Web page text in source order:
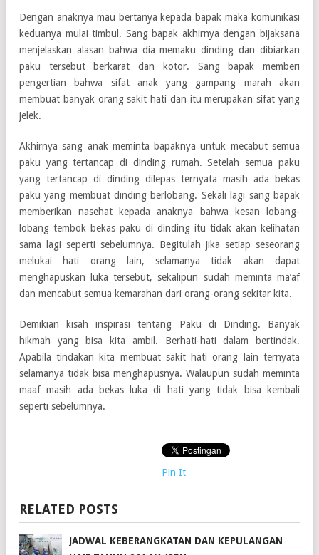
Dengan anaknya mau bertanya kepada bapak maka komunikasi
keduanya mulai timbul. Sang bapak akhirnya dengan bijaksana
menjelaskan alasan bahwa dia memaku dinding dan dibiarkan
paku tersebut berkarat dan kotor. Sang bapak memberi
pengertian bahwa sifat anak yang gampang marah akan
membuat banyak orang sakit hati dan itu merupakan sifat yang
jelek.
Akhirnya sang anak meminta bapaknya untuk mecabut semua
paku yang tertancap di dinding rumah. Setelah semua paku
yang tertancap di dinding dilepas ternyata masih ada bekas
paku yang membuat dinding berlobang. Sekali lagi sang bapak
memberikan nasehat kepada anaknya bahwa kesan lobang-
lobang tembok bekas paku di dinding itu tidak akan kelihatan
sama lagi seperti sebelumnya. Begitulah jika setiap seseorang
melukai hati orang lain, selamanya tidak akan dapat
menghapuskan luka tersebut, sekalipun sudah meminta ma’af
dan mencabut semua kemarahan dari orang-orang sekitar kita.
Demikian kisah inspirasi tentang Paku di Dinding. Banyak
hikmah yang bisa kita ambil. Berhati-hati dalam bertindak.
Apabila tindakan kita membuat sakit hati orang lain ternyata
selamanya tidak bisa menghapusnya. Walaupun sudah meminta
maaf masih ada bekas luka di hati yang tidak bisa kembali
seperti sebelumnya.
Pin It
RELATED POSTS
JADWAL KEBERANGKATAN DAN KEPULANGAN